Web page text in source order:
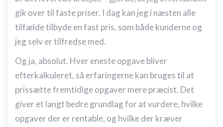
gik over til faste priser. I dag kan jeg i næsten alle
tilfælde tilbyde en fast pris, som både kunderne og
jeg selv er tilfredse med.
Og ja, absolut. Hver eneste opgave bliver
efterkalkuleret, så erfaringerne kan bruges til at
prissætte fremtidige opgaver mere præcist. Det
giver et langt bedre grundlag for at vurdere, hvilke
opgaver der er rentable, og hvilke der kræver